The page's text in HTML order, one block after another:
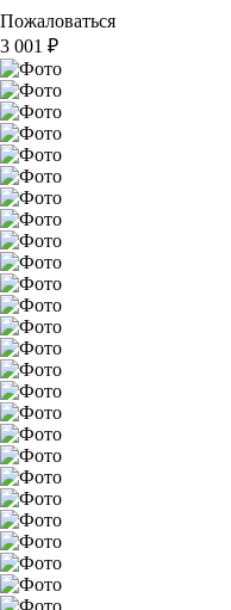
Пожаловаться
3 001 ₽